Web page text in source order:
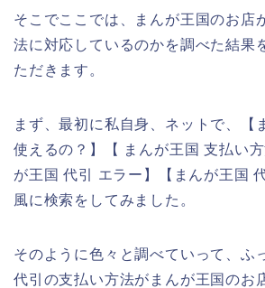
そこでここでは、まんが王国のお店
法に対応しているのかを調べた結果
ただきます。
まず、最初に私自身、ネットで、
使えるの？】【 まんが王国 支払い
が王国 代引 エラー】【まんが王国
風に検索をしてみました。
そのように色々と調べていって、ふ
代引の支払い方法がまんが王国のお